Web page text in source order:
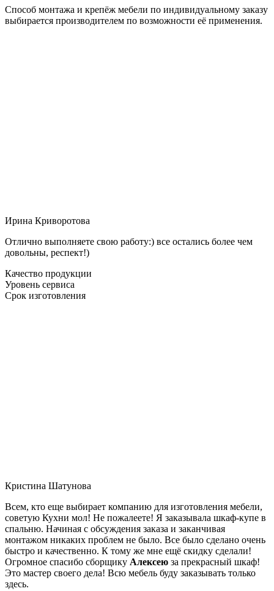
Способ монтажа и крепёж мебели по индивидуальному заказу
выбирается производителем по возможности её применения.
Ирина Криворотова
Отлично выполняете свою работу:) все остались более чем
довольны, респект!)
Качество продукции
Уровень сервиса
Срок изготовления
Кристина Шатунова
Всем, кто еще выбирает компанию для изготовления мебели,
советую Кухни мол! Не пожалеете! Я заказывала шкаф-купе в
спальню. Начиная с обсуждения заказа и заканчивая
монтажом никаких проблем не было. Все было сделано очень
быстро и качественно. К тому же мне ещё скидку сделали!
Огромное спасибо сборщику Алексею за прекрасный шкаф!
Это мастер своего дела! Всю мебель буду заказывать только
здесь.